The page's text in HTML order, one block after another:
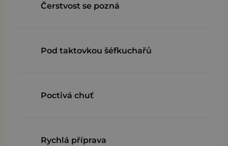
Čerstvost se pozná
Pod taktovkou šéfkuchařů
Poctivá chuť
Rychlá příprava